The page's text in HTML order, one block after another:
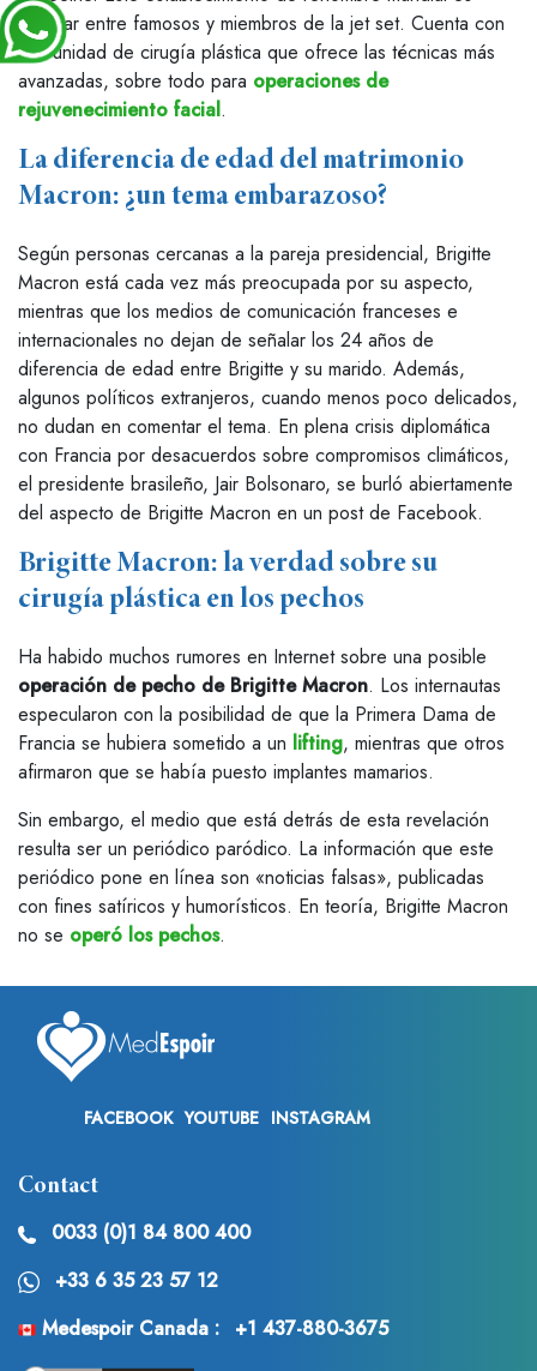
popular entre famosos y miembros de la jet set. Cuenta con
una unidad de cirugía plástica que ofrece las técnicas más
avanzadas, sobre todo para operaciones de
rejuvenecimiento facial.
La diferencia de edad del matrimonio
Macron: ¿un tema embarazoso?
Según personas cercanas a la pareja presidencial, Brigitte
Macron está cada vez más preocupada por su aspecto,
mientras que los medios de comunicación franceses e
internacionales no dejan de señalar los 24 años de
diferencia de edad entre Brigitte y su marido. Además,
algunos políticos extranjeros, cuando menos poco delicados,
no dudan en comentar el tema. En plena crisis diplomática
con Francia por desacuerdos sobre compromisos climáticos,
el presidente brasileño, Jair Bolsonaro, se burló abiertamente
del aspecto de Brigitte Macron en un post de Facebook.
Brigitte Macron: la verdad sobre su
cirugía plástica en los pechos
Ha habido muchos rumores en Internet sobre una posible
operación de pecho de Brigitte Macron. Los internautas
especularon con la posibilidad de que la Primera Dama de
Francia se hubiera sometido a un lifting, mientras que otros
afirmaron que se había puesto implantes mamarios.
Sin embargo, el medio que está detrás de esta revelación
resulta ser un periódico paródico. La información que este
periódico pone en línea son «noticias falsas», publicadas
con fines satíricos y humorísticos. En teoría, Brigitte Macron
no se operó los pechos.
FACEBOOK YOUTUBE INSTAGRAM
Contact
0033 (0)1 84 800 400
+33 6 35 23 57 12
Medespoir Canada :
+1 437-880-3675